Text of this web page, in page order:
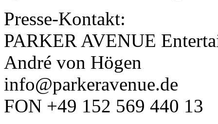
Presse-Kontakt:
PARKER AVENUE
André von Högen
info@parkeravenue.de
FON +49 152 569 440 13